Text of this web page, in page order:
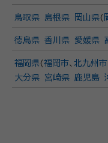
鳥取県 島根県 岡山県(
徳島県 香川県 愛媛県
福岡県(福岡市、 北九州市
大分県
宮崎県 鹿児島